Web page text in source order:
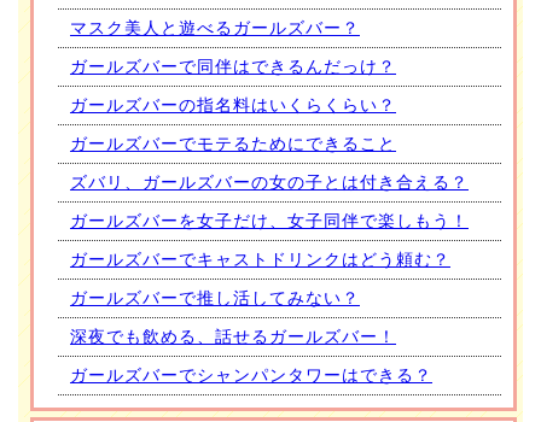
マスク美人と遊べるガールズバー？
ガールズバーで同伴はできるんだっけ？
ガールズバーの指名料はいくらくらい？
ガールズバーでモテるためにできること
ズバリ、ガールズバーの女の子とは付き合える？
ガールズバーを女子だけ、女子同伴で楽しもう！
ガールズバーでキャストドリンクはどう頼む？
ガールズバーで推し活してみない？
深夜でも飲める、話せるガールズバー！
ガールズバーでシャンパンタワーはできる？